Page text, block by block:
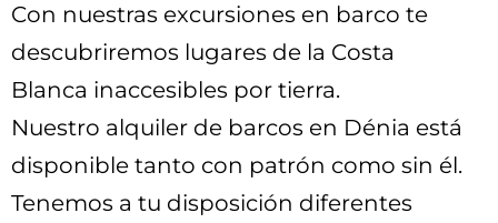
Con nuestras excursiones en barco te
descubriremos lugares de la Costa
Blanca inaccesibles por tierra.
Nuestro alquiler de barcos en Dénia está
disponible tanto con patrón como sin él.
Tenemos a tu disposición diferentes